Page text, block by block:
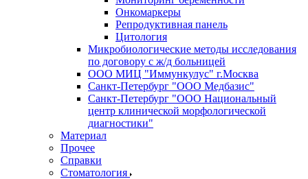
Онкомаркеры
Репродуктивная панель
Цитология
Микробиологические методы исследования
по договору с ж/д больницей
ООО МИЦ "Иммункулус" г.Москва
Санкт-Петербург "ООО Медбазис"
Санкт-Петербург "ООО Национальный
центр клинической морфологической
диагностики"
Материал
Прочее
Справки
Стоматология